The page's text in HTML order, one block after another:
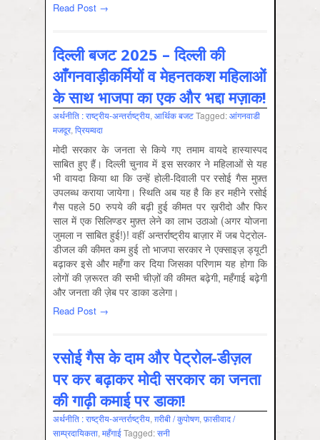
Read Post →
दिल्ली बजट 2025 – दिल्ली की
आँगनवाड़ीकर्मियों व मेहनतकश महिलाओं
के साथ भाजपा का एक और भद्दा मज़ाक!
अर्थनीति : राष्‍ट्रीय-अन्‍तर्राष्‍ट्रीय, आर्थिक बजटTagged:आंगनवाडी
मजदूर, प्रियम्वदा
मोदी सरकार के जनता से किये गए तमाम वायदे हास्यास्पद
साबित हुए हैं। दिल्ली चुनाव में इस सरकार ने महिलाओं से यह
भी वायदा किया था कि उन्हें होली-दिवाली पर रसोई गैस मुफ़्त
उपलब्ध कराया जायेगा। स्थिति अब यह है कि हर महीने रसोई
गैस पहले 50 रुपये की बढ़ी हुई कीमत पर ख़रीदो और फिर
साल में एक सिलिण्डर मुफ़्त लेने का लाभ उठाओ (अगर योजना
जुमला न साबित हुई!)! वहीं अन्तर्राष्ट्रीय बाज़ार में जब पेट्रोल-
डीजल की कीमत कम हुई तो भाजपा सरकार ने एक्साइज़ ड्यूटी
बढ़ाकर इसे और महँगा कर दिया जिसका परिणाम यह होगा कि
लोगों की ज़रूरत की सभी चीज़ों की कीमत बढ़ेगी, महँगाई बढ़ेगी
और जनता की ज़ेब पर डाका डलेगा।
Read Post →
रसोई गैस के दाम और पेट्रोल-डीज़ल
पर कर बढ़ाकर मोदी सरकार का जनता
की गाढ़ी कमाई पर डाका!
अर्थनीति : राष्‍ट्रीय-अन्‍तर्राष्‍ट्रीय, ग़रीबी / कुपोषण, फ़ासीवाद /
साम्‍प्रदायिकता, महँगाईTagged:सनी